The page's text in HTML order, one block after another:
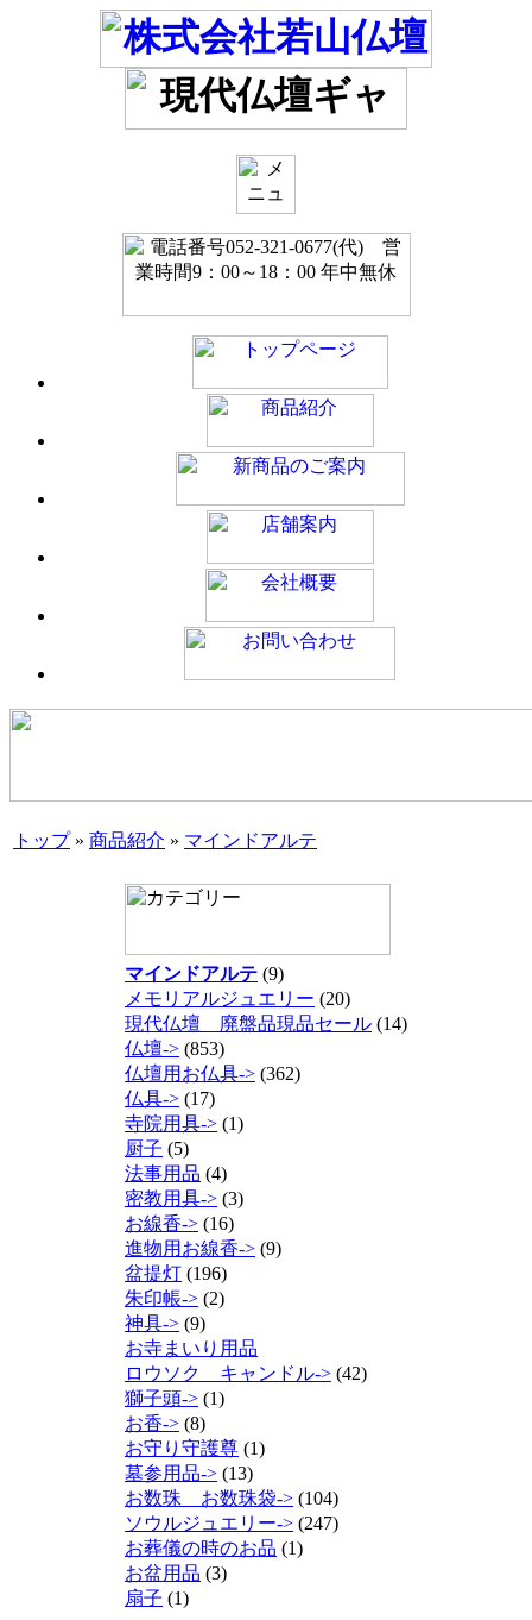
トップ» 商品紹介 » マインドアルテ
マインドアルテ (9)
メモリアルジュエリー (20)
現代仏壇 廃盤品現品セール (14)
仏壇-> (853)
仏壇用お仏具-> (362)
仏具-> (17)
寺院用具-> (1)
厨子 (5)
法事用品 (4)
密教用具-> (3)
お線香-> (16)
進物用お線香-> (9)
盆提灯 (196)
朱印帳-> (2)
神具-> (9)
お寺まいり用品
ロウソク キャンドル-> (42)
獅子頭-> (1)
お香-> (8)
お守り守護尊 (1)
墓参用品-> (13)
お数珠 お数珠袋-> (104)
ソウルジュエリー-> (247)
お葬儀の時のお品 (1)
お盆用品 (3)
扇子 (1)